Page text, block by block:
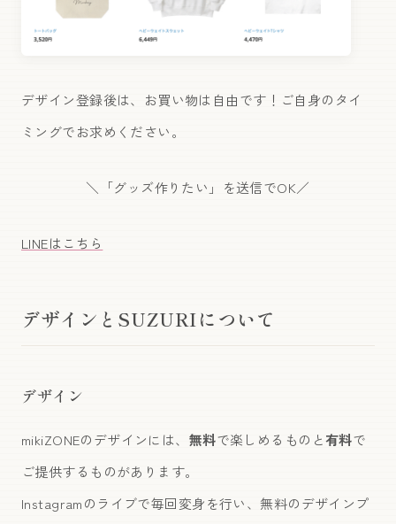
デザイン登録後は、お買い物は自由です！ご自身のタイ
ミングでお求めください。
＼「グッズ作りたい」を送信でOK／
LINEはこちら
デザインとSUZURIについて
デザイン
mikiZONEのデザインには、 無料で楽しめるものと有料で
ご提供するものがあります。
Instagramのライブで毎回変身を行い、無料のデザインプ